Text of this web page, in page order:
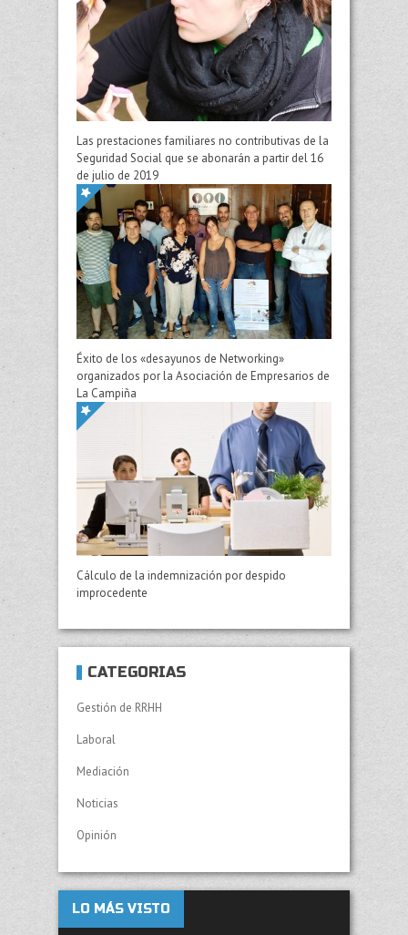
Las prestaciones familiares no contributivas de la
Seguridad Social que se abonarán a partir del 16
de julio de 2019
Éxito de los «desayunos de Networking»
organizados por la Asociación de Empresarios de
La Campiña
Cálculo de la indemnización por despido
improcedente
CATEGORÍAS
Gestión de RRHH
Laboral
Mediación
Noticias
Opinión
LO MÁS VISTO